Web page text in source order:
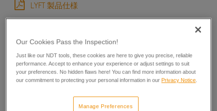
装置
装置
LYFT 製品仕様
PANTHER 製品仕様
アプリケーションノート - WeldXprt 機能解説
アプリケーションノート - 航空宇産業における
FSW(摩擦撹拌溶接)の効果的な検査方法
Our Cookies Pass the Inspection!
Just like our NDT tools, these cookies are here to give you precise, reliable
performance. Accept to enhance your experience or adjust settings to suit
your preferences. No hidden flaws here! You can find more information about
our commitment to protecting your personal information in our Privacy Notice
Manage Preferences